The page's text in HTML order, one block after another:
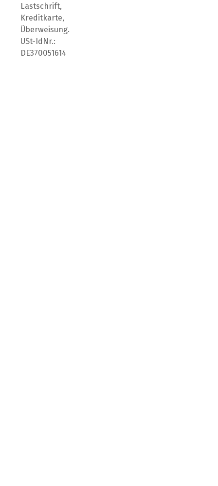
Lastschrift,
Kreditkarte,
Überweisung.
USt-IdNr.:
DE370051614